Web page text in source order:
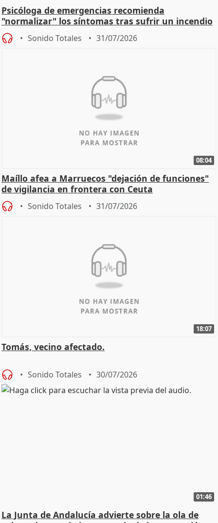
Psicóloga de emergencias recomienda
"normalizar" los síntomas tras sufrir un incendio
Sonido Totales 31/07/2026
08:04
Maíllo afea a Marruecos "dejación de funciones"
de vigilancia en frontera con Ceuta
Sonido Totales 31/07/2026
18:07
Tomás, vecino afectado.
Sonido Totales 30/07/2026
01:46
La Junta de Andalucía advierte sobre la ola de